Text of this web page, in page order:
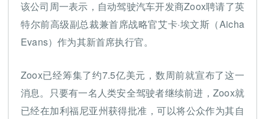
该公司周一表示，自动驾驶汽车开发商Zoox聘请了英
特尔前高级副总裁兼首席战略官艾卡·埃文斯（Aicha
Evans）作为其新首席执行官。
Zoox已经筹集了约7.5亿美元，数周前就宣布了这一
消息。只要有一名人类安全驾驶者继续前进，Zoox就
已经在加利福尼亚州获得批准，可以将公众作为其自